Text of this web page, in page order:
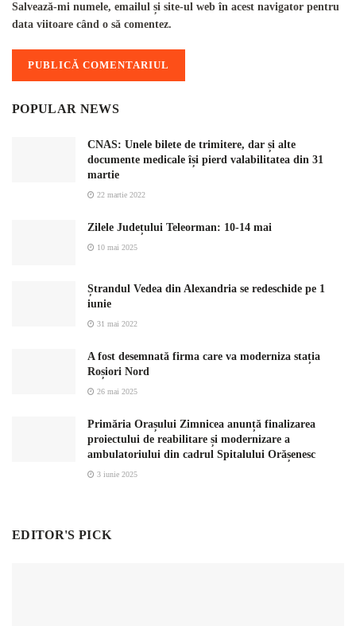
Salvează-mi numele, emailul și site-ul web în acest navigator pentru
data viitoare când o să comentez.
POPULAR NEWS
CNAS: Unele bilete de trimitere, dar și alte
documente medicale își pierd valabilitatea din 31
martie
22 martie 2022
Zilele Județului Teleorman: 10-14 mai
10 mai 2025
Ștrandul Vedea din Alexandria se redeschide pe 1
iunie
31 mai 2022
A fost desemnată firma care va moderniza stația
Roșiori Nord
26 mai 2025
Primăria Orașului Zimnicea anunță finalizarea
proiectului de reabilitare și modernizare a
ambulatoriului din cadrul Spitalului Orășenesc
3 iunie 2025
EDITOR'S PICK